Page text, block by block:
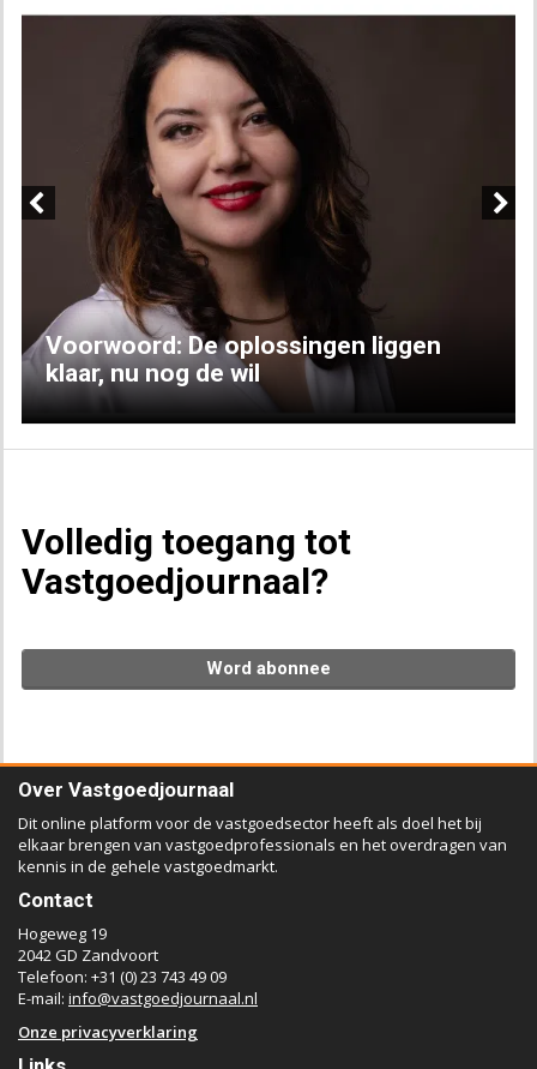
Voorwoord: De oplossingen liggen
klaar, nu nog de wil
Volledig toegang tot
Vastgoedjournaal?
Word abonnee
Over Vastgoedjournaal
Dit online platform voor de vastgoedsector heeft als doel het bij
elkaar brengen van vastgoedprofessionals en het overdragen van
kennis in de gehele vastgoedmarkt.
Contact
Hogeweg 19
2042 GD Zandvoort
Telefoon: +31 (0) 23 743 49 09
E-mail: info@vastgoedjournaal.nl
Onze privacyverklaring